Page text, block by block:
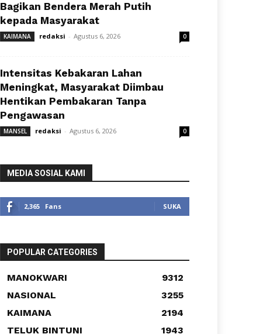
Bagikan Bendera Merah Putih
kepada Masyarakat
KAIMANA redaksi - Agustus 6, 2026 0
Intensitas Kebakaran Lahan
Meningkat, Masyarakat Diimbau
Hentikan Pembakaran Tanpa
Pengawasan
MANSEL redaksi - Agustus 6, 2026 0
MEDIA SOSIAL KAMI
2,365 Fans SUKA
POPULAR CATEGORIES
MANOKWARI
9312
NASIONAL
3255
KAIMANA
2194
TELUK BINTUNI
1943